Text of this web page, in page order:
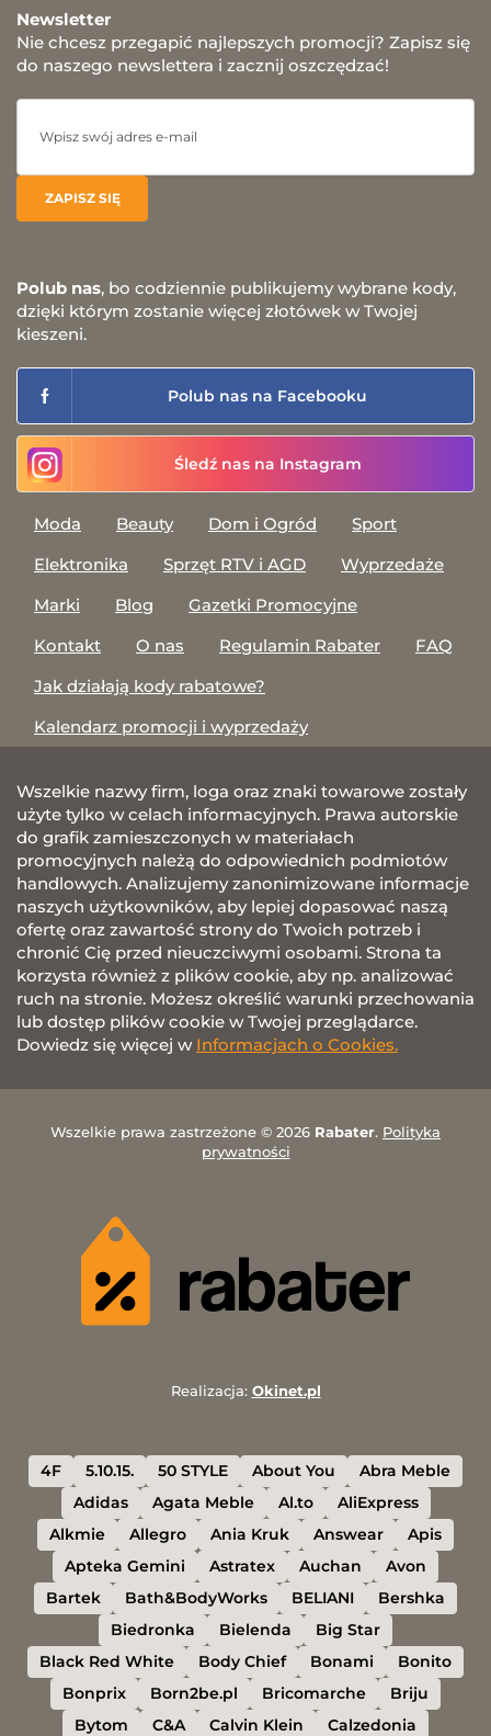
Newsletter
Nie chcesz przegapić najlepszych promocji? Zapisz się
do naszego newslettera i zacznij oszczędzać!
Polub nas, bo codziennie publikujemy wybrane kody,
dzięki którym zostanie więcej złotówek w Twojej
kieszeni.
Polub nas na Facebooku
Śledź nas na Instagram
Moda Beauty Dom i Ogród
Sport
Elektronika
Sprzęt RTV i AGD
Wyprzedaże
Marki
Blog
Gazetki Promocyjne
Kontakt
O nas Regulamin Rabater
FAQ
Jak działają kody rabatowe?
Kalendarz promocji i wyprzedaży
Wszelkie nazwy firm, loga oraz znaki towarowe zostały
użyte tylko w celach informacyjnych. Prawa autorskie
do grafik zamieszczonych w materiałach
promocyjnych należą do odpowiednich podmiotów
handlowych. Analizujemy zanonimizowane informacje
naszych użytkowników, aby lepiej dopasować naszą
ofertę oraz zawartość strony do Twoich potrzeb i
chronić Cię przed nieuczciwymi osobami. Strona ta
korzysta również z plików cookie, aby np. analizować
ruch na stronie. Możesz określić warunki przechowania
lub dostęp plików cookie w Twojej przeglądarce.
Dowiedz się więcej w Informacjach o Cookies.
Wszelkie prawa zastrzeżone © 2026 Rabater. Polityka
prywatności
Realizacja: Okinet.pl
4F 5.10.15. 50 STYLE About You
Abra Meble
Adidas
Agata Meble Al.to
AliExpress
Alkmie
Allegro Ania Kruk Answear
Apis
Apteka Gemini
Astratex Auchan
Avon
Bartek
Bath&BodyWorks BELIANI
Bershka
Biedronka
Bielenda
Big Star
Black Red White
Body Chief Bonami
Bonito
Bonprix
Born2be.pl Bricomarche
Briju
Bytom
C&A Calvin Klein Calzedonia